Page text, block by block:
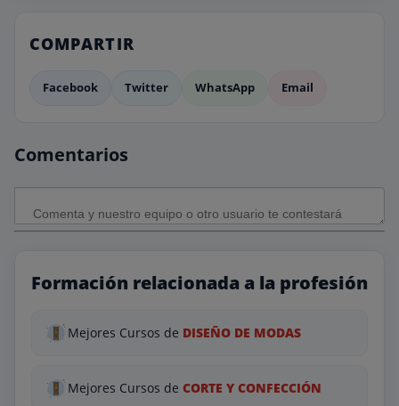
COMPARTIR
Facebook Twitter WhatsApp Email
Comentarios
Formación relacionada a la profesión
Mejores Cursos de DISEÑO DE MODAS
Mejores Cursos de CORTE Y CONFECCIÓN